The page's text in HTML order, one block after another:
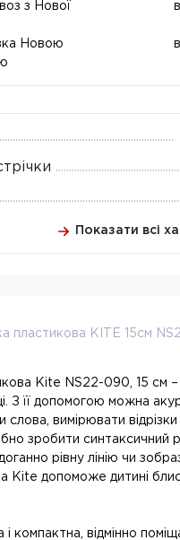
з Нової
Новою
Показати всі
пластикова KITE 15см
Kite NS22-090, 15 см –
З її допомогою можна
слова, вимірювати
зробити синтаксичний
рівну лінію чи
Kite допоможе дитині
і компактна, відмінно